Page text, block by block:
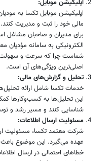
اپلیکیشن موبایل:
اپلیکیشن موبایل تکسا به
مالی خود را ثبت و مدیریت کنند.
برای مدیران و صاحبان مشاغل
الکترونیکی به سامانه مؤدیان
شماست چرا که سرعت و سهولت،
اصلی‌ترین ویژگی‌های آن است.
تحلیل و گزارش‌های مالی:
خدمات تکسا شامل ارائه
این تحلیل‌ها به کسب‌وکارها
شناسایی کنند و مسیر رشد و
مسئولیت ارسال اطلاعات:
شرکت معتمد تکسا، مسئولیت
عهده می‌گیرد. این موضوع
خطاهای احتمالی در ارسال